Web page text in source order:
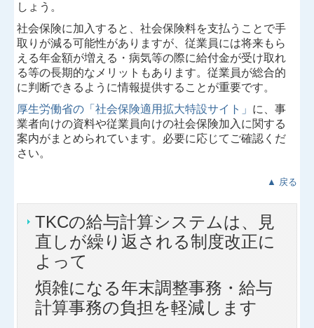
しょう。
社会保険に加入すると、社会保険料を支払うことで手
取りが減る可能性がありますが、従業員には将来もら
える年金額が増える・病気等の際に給付金が受け取れ
る等の長期的なメリットもあります。従業員が総合的
に判断できるように情報提供することが重要です。
厚生労働省の「社会保険適用拡大特設サイト」 に、事
業者向けの資料や従業員向けの社会保険加入に関する
案内がまとめられています。必要に応じてご確認くだ
さい。
▲ 戻る
TKCの給与計算システムは、見
直しが繰り返される制度改正に
よって
煩雑になる年末調整事務・給与
計算事務の負担を軽減します